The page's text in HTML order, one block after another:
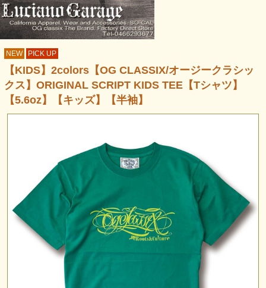
NEW PICK UP
【KIDS】2colors【OG CLASSIX/オージークラシッ
クス】ORIGINAL SCRIPT KIDS TEE【Tシャツ】
【5.6oz】【キッズ】【半袖】